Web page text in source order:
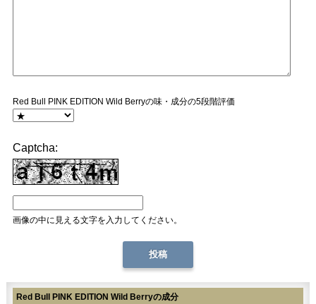
Red Bull PINK EDITION Wild Berryの味・成分の5段階評価
Captcha:
画像の中に見える文字を入力してください。
Red Bull PINK EDITION Wild Berryの成分